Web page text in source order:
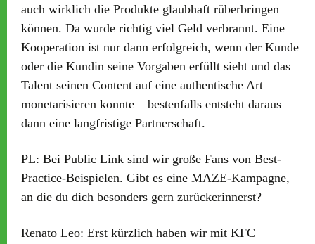
auch wirklich die Produkte glaubhaft rüberbringen
können. Da wurde richtig viel Geld verbrannt. Eine
Kooperation ist nur dann erfolgreich, wenn der Kunde
oder die Kundin seine Vorgaben erfüllt sieht und das
Talent seinen Content auf eine authentische Art
monetarisieren konnte – bestenfalls entsteht daraus
dann eine langfristige Partnerschaft.
PL: Bei Public Link sind wir große Fans von Best-
Practice-Beispielen. Gibt es eine MAZE-Kampagne,
an die du dich besonders gern zurückerinnerst?
Renato Leo: Erst kürzlich haben wir mit KFC